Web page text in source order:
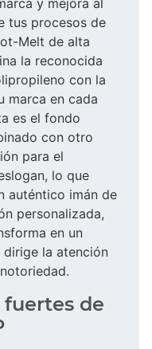
tus procesos de
Melt de alta
la reconocida
con la
marca en cada
es el fondo
con otro
para el
lo que
auténtico imán de
personalizada,
en un
la atención
de